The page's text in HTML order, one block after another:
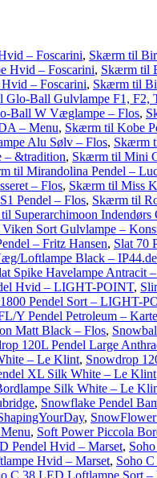
– Foscarini, Skærm til
Hvid – Foscarini, Skærm til
– Foscarini, Skærm til
Glo-Ball Gulvlampe F1, F2,
Ball W Væglampe – Flos,
– Menu, Skærm til Kobe
Alu Sølv – Flos, Skærm
&tradition, Skærm til Mini
til Mirandolina Pendel –
– Flos, Skærm til Miss
Pendel – Flos, Skærm til
Superarchimoon Indendørs
Sort Gulvlampe –
– Fritz Hansen, Slat 70
Loftlampe Black – IP44.de
Spike Havelampe Antracit
Hvid – LIGHT-POINT,
Pendel Sort – LIGHT-
Y Pendel Petroleum –
Matt Black – Flos,
120L Pendel Large
– Le Klint, Snowdrop
XL Silk White – Le Klint
Silk White – Le
, Snowflake Pendel
,
, Soft Power Piccola
Pendel Hvid – Marset,
Hvid – Marset, Soho
C 38 LED Loftlampe Sort –